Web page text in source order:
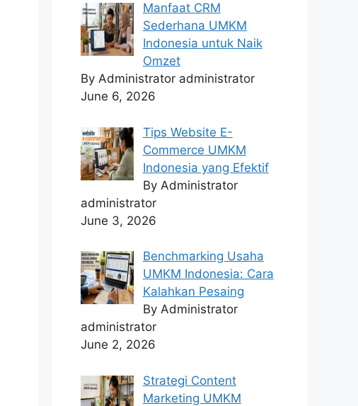
Manfaat CRM
Sederhana UMKM
Indonesia untuk Naik
Omzet
By Administrator administrator
June 6, 2026
Tips Website E-
Commerce UMKM
Indonesia yang Efektif
By Administrator
administrator
June 3, 2026
Benchmarking Usaha
UMKM Indonesia: Cara
Kalahkan Pesaing
By Administrator
administrator
June 2, 2026
Strategi Content
Marketing UMKM